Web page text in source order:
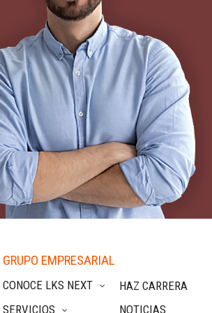
GRUPO EMPRESARIAL
CONOCE LKS NEXT
SERVICIOS
HAZ CARRERA
NOTICIAS